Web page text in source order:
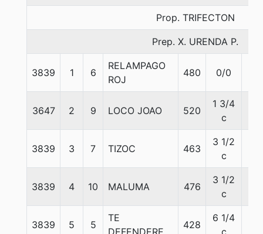
Prop. TRIFECTON
Prep. X. URENDA P.
3839 1 6
RELAMPAGO
ROJ
480 0/0
3647 2 9 LOCO JOAO 520
1 3/4
c
3839 3 7 TIZOC 463
3 1/2
c
3839 4 10 MALUMA 476
3 1/2
c
3839 5 5
TE
DEFENDERE
428
6 1/4
c